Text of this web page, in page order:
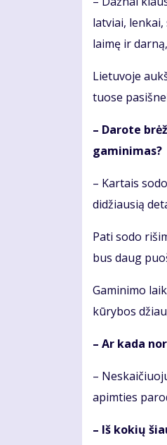
lat­viai,
lai­mę ir
Lie­tu­vo­je
tuo­se
– Da­ro­te
ga­mi­ni­mas?
– Kar­tais
di­džiau­sią
Pa­ti so­do
bus daug
Ga­mi­ni­mo
kū­ry­bos
– Ar ka­da
–
ap­im­ties
– Iš ko­kių